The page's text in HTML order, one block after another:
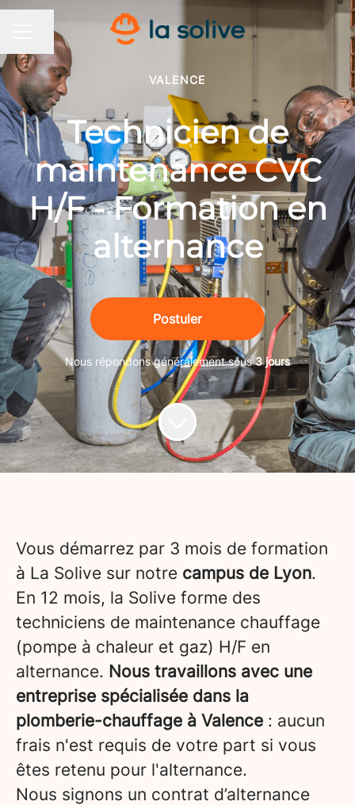
MENU CARRIÈRE
Partager la page
VALENCE
Technicien de
maintenance CVC
H/F - Formation en
alternance
Postuler
Nous répondons généralement sous3 jours
Vous démarrez par 3 mois de formation
à La Solive sur notre campus de Lyon.
En 12 mois, la Solive forme des
techniciens de maintenance chauffage
(pompe à chaleur et gaz) H/F en
alternance. Nous travaillons avec une
entreprise spécialisée dans la
plomberie-chauffage à Valence : aucun
frais n'est requis de votre part si vous
êtes retenu pour l'alternance.
Nous signons un contrat d’alternance